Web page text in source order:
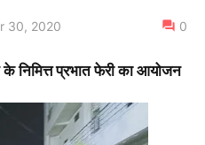
30, 2020 0
निमित्त प्रभात फेरी का आयोजन